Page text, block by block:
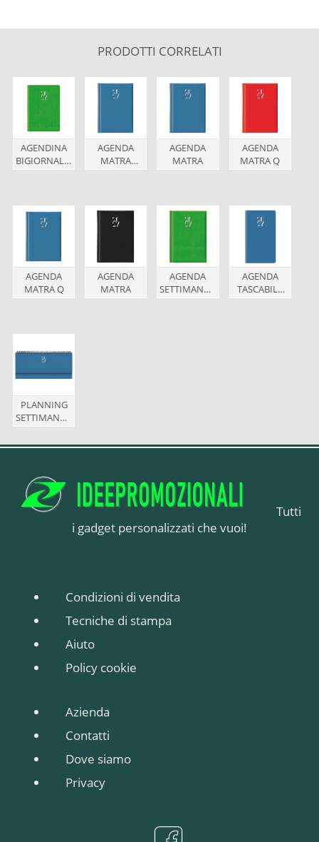
PRODOTTI CORRELATI
AGENDINA
BIGIORNALIERA
TASCABILE
AGENDA
MATRA
12x17
AGENDA
MATRA
AGENDA
MATRA Q
AGENDA
MATRA Q
AGENDA
MATRA
AGENDA
SETTIMANALE
MATRA
AGENDA
TASCABILE
SETTIMANALE
PLANNING
SETTIMANALE
MATRA
Tutti
i gadget personalizzati che vuoi!
Condizioni di vendita
Tecniche di stampa
Aiuto
Policy cookie
Azienda
Contatti
Dove siamo
Privacy